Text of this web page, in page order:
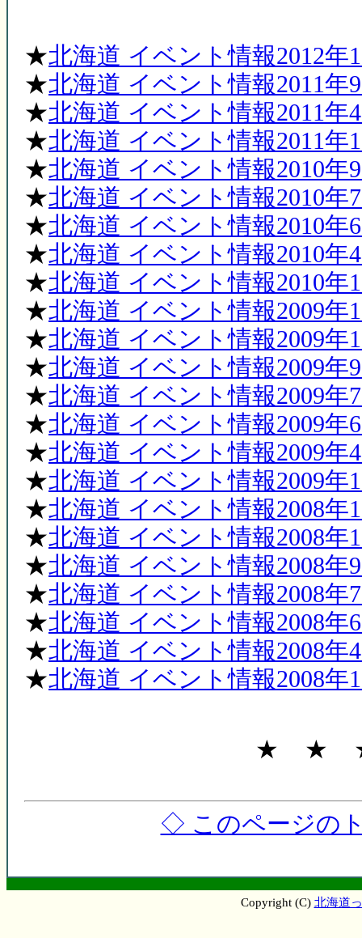
★北海道 イベント情報2012年
★北海道 イベント情報2011年
★北海道 イベント情報2011年
★北海道 イベント情報2011年
★北海道 イベント情報2010年
★北海道 イベント情報2010年
★北海道 イベント情報2010年
★北海道 イベント情報2010年
★北海道 イベント情報2010年
★北海道 イベント情報2009年
★北海道 イベント情報2009年
★北海道 イベント情報2009年
★北海道 イベント情報2009年
★北海道 イベント情報2009年
★北海道 イベント情報2009年
★北海道 イベント情報2009年
★北海道 イベント情報2008年
★北海道 イベント情報2008年
★北海道 イベント情報2008年
★北海道 イベント情報2008年
★北海道 イベント情報2008年
★北海道 イベント情報2008年
★北海道 イベント情報2008年
★ ★
◇ このページの
Copyright (C) 北海道